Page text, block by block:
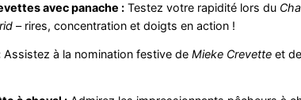
avec panache : Testez votre rapidité lors du
– rires, concentration et doigts en action !
Assistez à la nomination festive deMieke Crevette et